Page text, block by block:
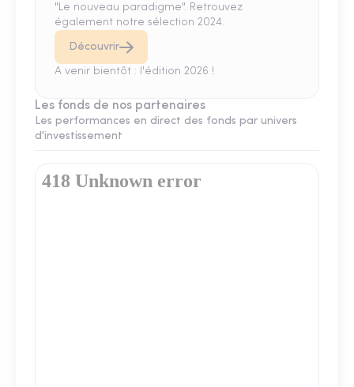
"Le nouveau paradigme". Retrouvez
également notre sélection 2024.
Découvrir
A venir bientôt : l'édition 2026 !
Les fonds de nos partenaires
Les performances en direct des fonds par univers
d'investissement